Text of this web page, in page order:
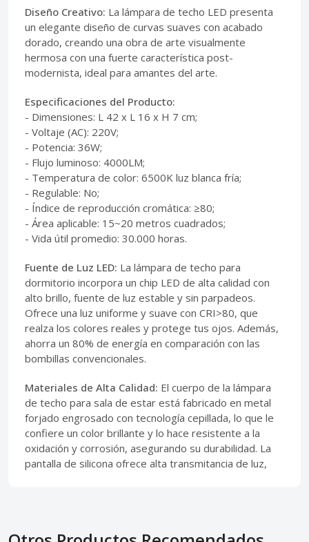
Diseño Creativo: La lámpara de techo LED presenta
un elegante diseño de curvas suaves con acabado
dorado, creando una obra de arte visualmente
hermosa con una fuerte característica post-
modernista, ideal para amantes del arte.
Especificaciones del Producto:
- Dimensiones: L 42 x L 16 x H 7 cm;
- Voltaje (AC): 220V;
- Potencia: 36W;
- Flujo luminoso: 4000LM;
- Temperatura de color: 6500K luz blanca fría;
- Regulable: No;
- Índice de reproducción cromática: ≥80;
- Área aplicable: 15~20 metros cuadrados;
- Vida útil promedio: 30.000 horas.
Fuente de Luz LED: La lámpara de techo para
dormitorio incorpora un chip LED de alta calidad con
alto brillo, fuente de luz estable y sin parpadeos.
Ofrece una luz uniforme y suave con CRI>80, que
realza los colores reales y protege tus ojos. Además,
ahorra un 80% de energía en comparación con las
bombillas convencionales.
Materiales de Alta Calidad: El cuerpo de la lámpara
de techo para sala de estar está fabricado en metal
forjado engrosado con tecnología cepillada, lo que le
confiere un color brillante y lo hace resistente a la
oxidación y corrosión, asegurando su durabilidad. La
pantalla de silicona ofrece alta transmitancia de luz,